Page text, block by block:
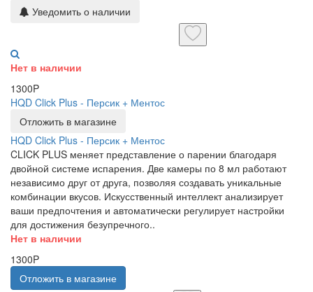
Уведомить о наличии
Нет в наличии
1300P
HQD Click Plus - Персик + Ментос
Отложить в магазине
HQD Click Plus - Персик + Ментос
CLICK PLUS меняет представление о парении благодаря
двойной системе испарения. Две камеры по 8 мл работают
независимо друг от друга, позволяя создавать уникальные
комбинации вкусов. Искусственный интеллект анализирует
ваши предпочтения и автоматически регулирует настройки
для достижения безупречного..
Нет в наличии
1300P
Отложить в магазине